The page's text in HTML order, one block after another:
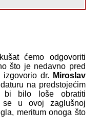
ćemo odgovoriti
što je nedavno pred
izgovorio dr.
Miroslav
na predstojećim
bi bilo loše obratiti
u ovoj zaglušnoj
meritum onoga što